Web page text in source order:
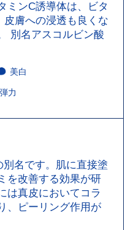
ミンC誘導体は、ビタ
皮膚への浸透も良くな
別名アスコルビン酸
美白
力
名です。肌に直接塗
を改善する効果が研
は真皮においてコラ
、ピーリング作用が